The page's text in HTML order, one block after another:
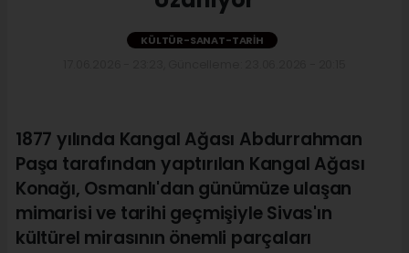
KÜLTÜR-SANAT-TARIH
1877 yılında Kangal Ağası Abdurrahman
Paşa tarafından yaptırılan Kangal Ağası
Konağı, Osmanlı'dan günümüze ulaşan
mimarisi ve tarihi geçmişiyle Sivas'ın
kültürel mirasının önemli parçaları